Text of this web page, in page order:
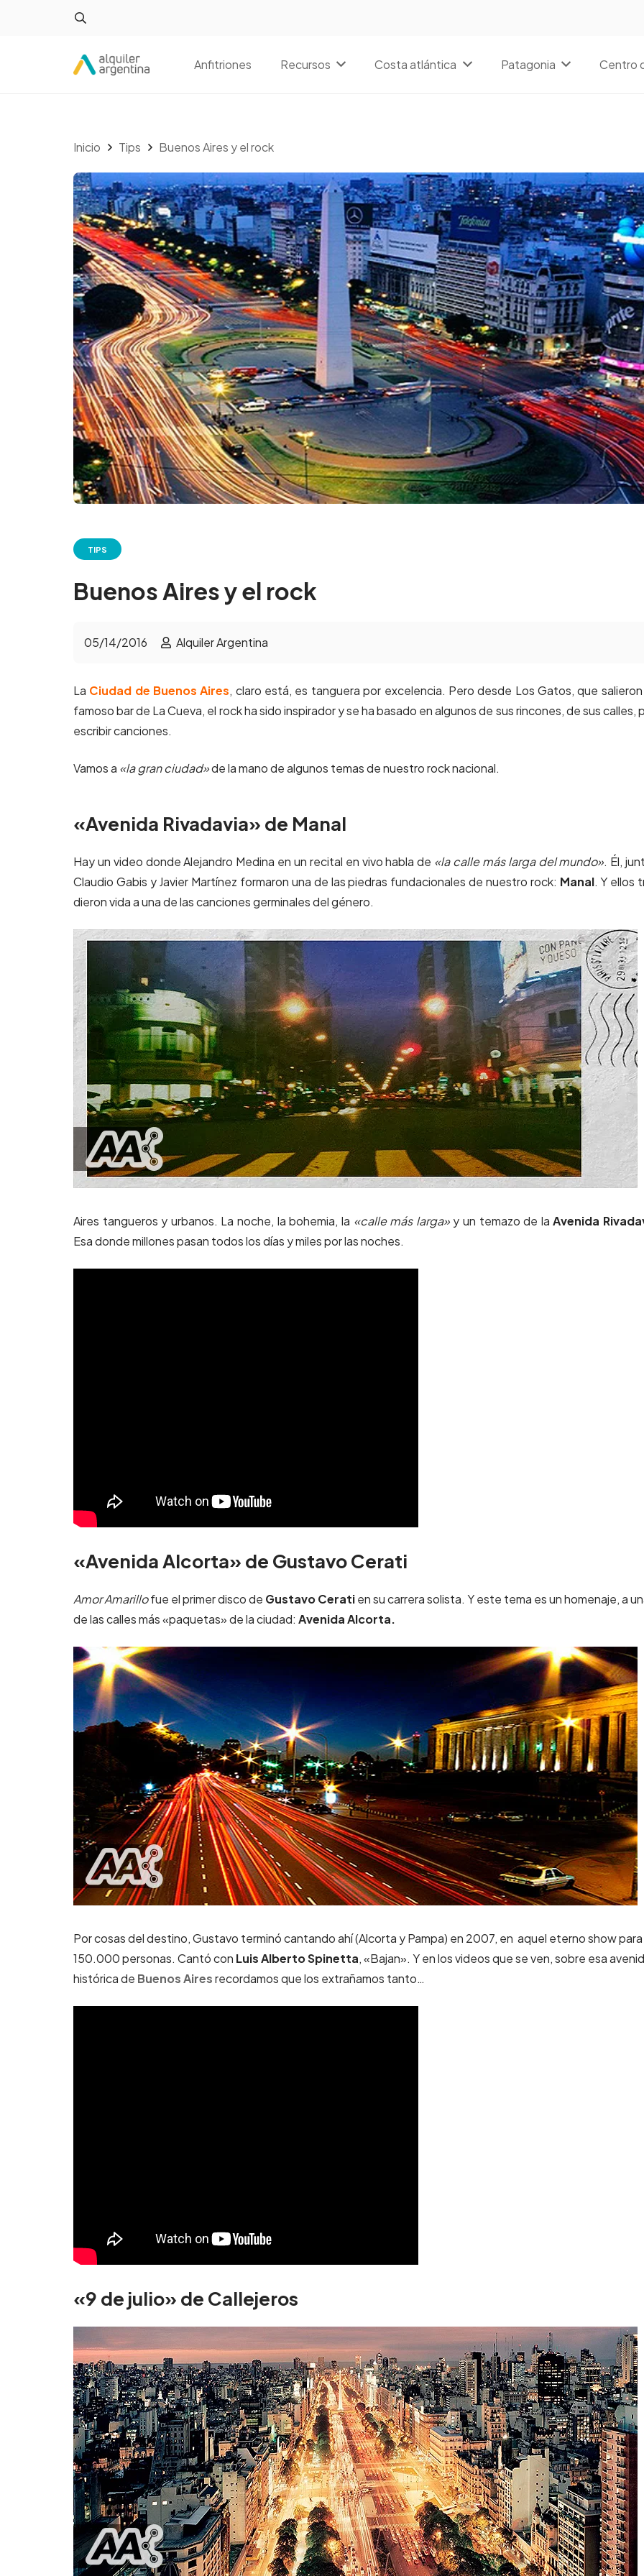
Anfitriones Recursos Costa atlántica Patagonia Centro
Inicio Tips Buenos Aires y el rock
TIPS
Buenos Aires y el rock
05/14/2016 Alquiler Argentina
La Ciudad de Buenos Aires, claro está, es tanguera por excelencia. Pero desde Los Gatos, que
famoso bar de La Cueva, el rock ha sido inspirador y se ha basado en algunos de sus rincones, de sus calles,
escribir canciones.
Vamos a «la gran ciudad»de la mano de algunos temas de nuestro rock nacional.
«Avenida Rivadavia» de Manal
Hay un video donde Alejandro Medina en un recital en vivo habla de «la calle más larga del mundo». Él,
Claudio Gabis y Javier Martínez formaron una de las piedras fundacionales de nuestro rock: Manal. Y ellos
dieron vida a una de las canciones germinales del género.
Aires tangueros y urbanos. La noche, la bohemia, la «calle más larga» y un temazo de laAvenida
Esa donde millones pasan todos los días y miles por las noches.
«Avenida Alcorta» de Gustavo Cerati
Amor Amarillofue el primer disco de Gustavo Ceratien su carrera solista. Y este tema es un homenaje, a
de las calles más «paquetas» de la ciudad: Avenida Alcorta.
Por cosas del destino, Gustavo terminó cantando ahí (Alcorta y Pampa) en 2007, en aquel eterno show para
150.000 personas. Cantó con Luis Alberto Spinetta, «Bajan». Y en los videos que se ven, sobre esa
histórica de Buenos Airesrecordamos que los extrañamos tanto…
«9 de julio» de Callejeros